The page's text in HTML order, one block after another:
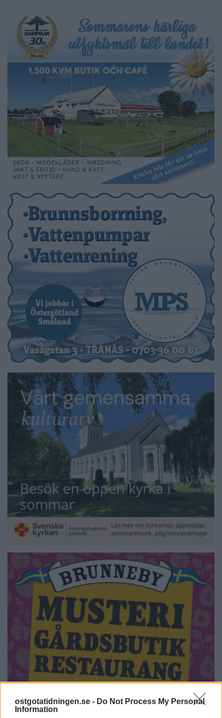
ostgotatidningen.se - Do Not Process My Personal
Information